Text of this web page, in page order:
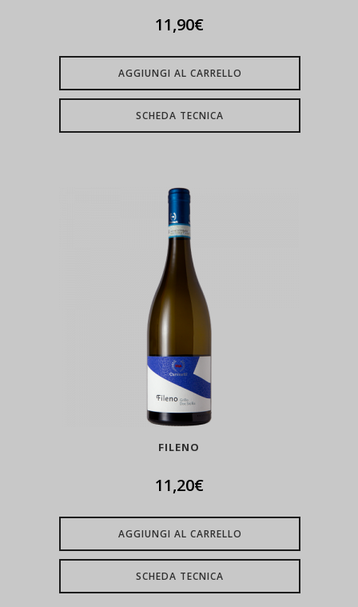
11,90€
AGGIUNGI AL CARRELLO
SCHEDA TECNICA
FILENO
11,20€
AGGIUNGI AL CARRELLO
SCHEDA TECNICA